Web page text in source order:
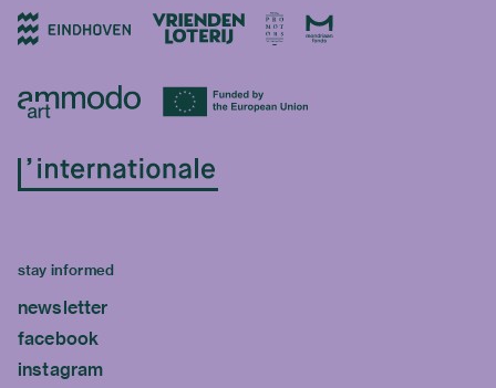
stay informed
newsletter
facebook
instagram